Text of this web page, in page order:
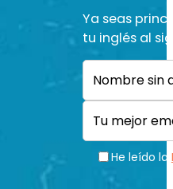
Ya seas
tu inglés al
Nombre
Nombre
email
(Obligatorio)
He leído la